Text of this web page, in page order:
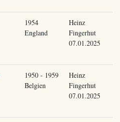
1954
England
Heinz
Fingerhut
07.01.2025
1950 - 1959
Belgien
Heinz
Fingerhut
07.01.2025